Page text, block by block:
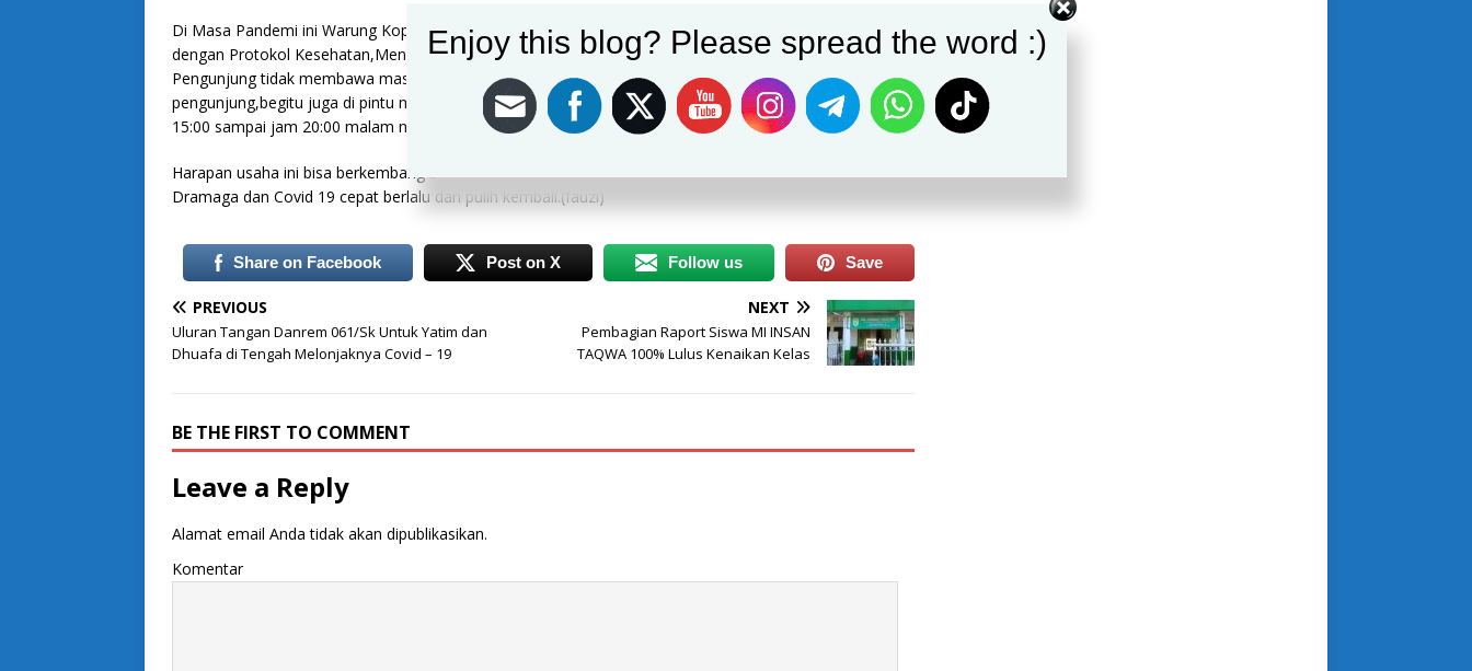
Di Masa Pandemi ini Warung Kopi Tampomas 88 tetap mengikuti aturan anjuran dari pemerintah
dengan Protokol Kesehatan,Menjaga Jarak,dan para pengunjung di wajibkan memakai masker,jika Para
Pengunjung tidak membawa masker pihak dari Tampomas menyediakan masker untuk para
pengunjung,begitu juga di pintu masuk telah menyediakan Tempat mencuci tangan.di buka dari jam
15:00 sampai jam 20:00 malam mengikuti aturan dari pemerintah untuk jam operasional.
Harapan usaha ini bisa berkembang bermanfaat untuk keluarga dan bermanfaat bagi warga Masyarakat
Dramaga dan Covid 19 cepat berlalu dan pulih kembali.(fauzi)
Share on Facebook Post on X Follow us Save
PREVIOUS
Uluran Tangan Danrem 061/Sk Untuk Yatim dan
Dhuafa di Tengah Melonjaknya Covid – 19
NEXT
Pembagian Raport Siswa MI INSAN
TAQWA 100% Lulus Kenaikan Kelas
BE THE FIRST TO COMMENT
Leave a Reply
Alamat email Anda tidak akan dipublikasikan.
Komentar
Enjoy this blog? Please spread the word :)